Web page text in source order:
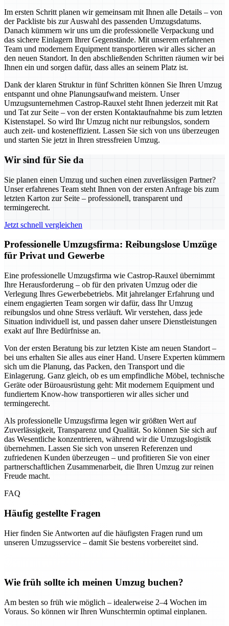
Im ersten Schritt planen wir gemeinsam mit Ihnen alle Details – von
der Packliste bis zur Auswahl des passenden Umzugsdatums.
Danach kümmern wir uns um die professionelle Verpackung und
das sichere Einlagern Ihrer Gegenstände. Mit unserem erfahrenen
Team und modernem Equipment transportieren wir alles sicher an
den neuen Standort. In den abschließenden Schritten räumen wir bei
Ihnen ein und sorgen dafür, dass alles an seinem Platz ist.
Dank der klaren Struktur in fünf Schritten können Sie Ihren Umzug
entspannt und ohne Planungsaufwand meistern. Unser
Umzugsunternehmen Castrop-Rauxel steht Ihnen jederzeit mit Rat
und Tat zur Seite – von der ersten Kontaktaufnahme bis zum letzten
Kistenstapel. So wird Ihr Umzug nicht nur reibungslos, sondern
auch zeit- und kosteneffizient. Lassen Sie sich von uns überzeugen
und starten Sie jetzt in Ihren stressfreien Umzug.
Wir sind für Sie da
Sie planen einen Umzug und suchen einen zuverlässigen Partner?
Unser erfahrenes Team steht Ihnen von der ersten Anfrage bis zum
letzten Karton zur Seite – professionell, transparent und
termingerecht.
Jetzt schnell vergleichen
Professionelle Umzugsfirma: Reibungslose Umzüge
für Privat und Gewerbe
Eine professionelle Umzugsfirma wie Castrop-Rauxel übernimmt
Ihre Herausforderung – ob für den privaten Umzug oder die
Verlegung Ihres Gewerbebetriebs. Mit jahrelanger Erfahrung und
einem engagierten Team sorgen wir dafür, dass Ihr Umzug
reibungslos und ohne Stress verläuft. Wir verstehen, dass jede
Situation individuell ist, und passen daher unsere Dienstleistungen
exakt auf Ihre Bedürfnisse an.
Von der ersten Beratung bis zur letzten Kiste am neuen Standort –
bei uns erhalten Sie alles aus einer Hand. Unsere Experten kümmern
sich um die Planung, das Packen, den Transport und die
Einlagerung. Ganz gleich, ob es um empfindliche Möbel, technische
Geräte oder Büroausrüstung geht: Mit modernem Equipment und
fundiertem Know-how transportieren wir alles sicher und
termingerecht.
Als professionelle Umzugsfirma legen wir größten Wert auf
Zuverlässigkeit, Transparenz und Qualität. So können Sie sich auf
das Wesentliche konzentrieren, während wir die Umzugslogistik
übernehmen. Lassen Sie sich von unseren Referenzen und
zufriedenen Kunden überzeugen – und profitieren Sie von einer
partnerschaftlichen Zusammenarbeit, die Ihren Umzug zur reinen
Freude macht.
FAQ
Häufig gestellte Fragen
Hier finden Sie Antworten auf die häufigsten Fragen rund um
unseren Umzugsservice – damit Sie bestens vorbereitet sind.
Wie früh sollte ich meinen Umzug buchen?
Am besten so früh wie möglich – idealerweise 2–4 Wochen im
Voraus. So können wir Ihren Wunschtermin optimal einplanen.